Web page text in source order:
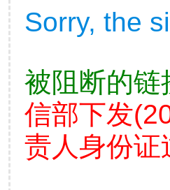
Sorry, the
被阻断的链
信部下发
责人身份证